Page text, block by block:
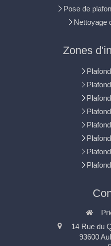
Pose de
Nettoyage
Zones
14 Rue du
93600